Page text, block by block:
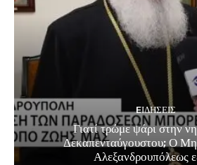
EΙΔΗΣΕΙΣ
Γιατί τρώμε ψάρι στην
Δεκαπενταύγουστου; Ο
Αλεξανδρουπόλεως